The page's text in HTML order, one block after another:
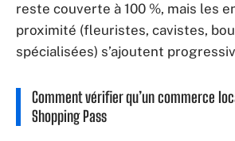
reste couverte à 100 %, mais les
proximité (fleuristes, cavistes,
spécialisées) s’ajoutent
Comment vérifier qu’un commerce
Shopping Pass